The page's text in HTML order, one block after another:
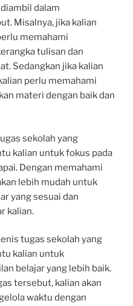
dalam
Misalnya, jika kalian
memahami
tulisan dan
Sedangkan jika kalian
perlu memahami
materi dengan baik dan
sekolah yang
kalian untuk fokus pada
Dengan memahami
lebih mudah untuk
yang sesuai dan
kalian.
tugas sekolah yang
kalian untuk
belajar yang lebih baik.
tersebut, kalian akan
waktu dengan